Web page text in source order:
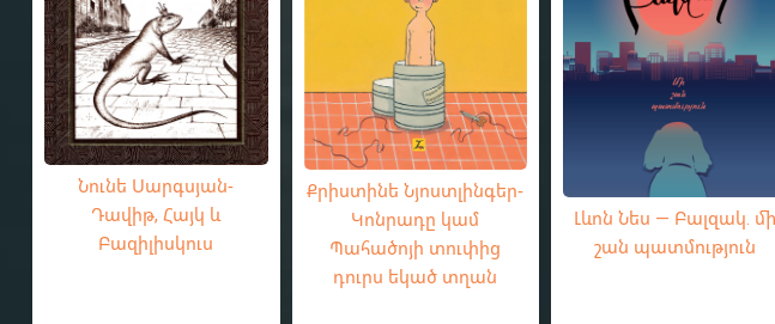
Նունե Սարգսյան-
Դավիթ, Հայկ և
Բազիլիսկուս
Քրիստինե Նյոստլինգեր-
Կոնրադը կամ
Պահածոյի տուփից
դուրս եկած տղան
Լևոն Նես — Բալզակ. մի
շան պատմություն